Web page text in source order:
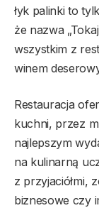
łyk palinki to
że nazwa
wszystkim z
winem
Restauracja
kuchni, przez
najlepszym
na kulinarną
z przyjaciółmi,
biznesowe czy